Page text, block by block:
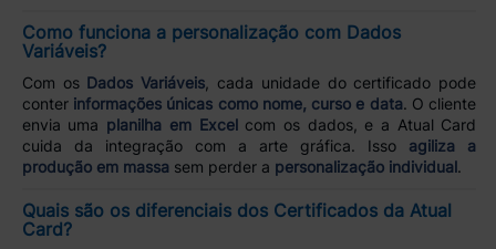
Como funciona a personalização com Dados
Variáveis?
Com os Dados Variáveis , cada unidade do certificado pode
conter informações únicas como nome, curso e data. O cliente
envia uma planilha em Excelcom os dados, e a Atual Card
cuida da integração com a arte gráfica. Isso agiliza a
produção em massasem perder a personalização individual.
Quais são os diferenciais dos Certificados da Atual
Card?